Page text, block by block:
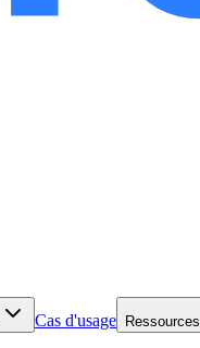
Cas d'usage Ressources